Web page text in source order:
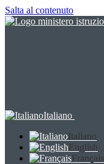
Salta al contenuto
Italiano
Italiano
English
Français